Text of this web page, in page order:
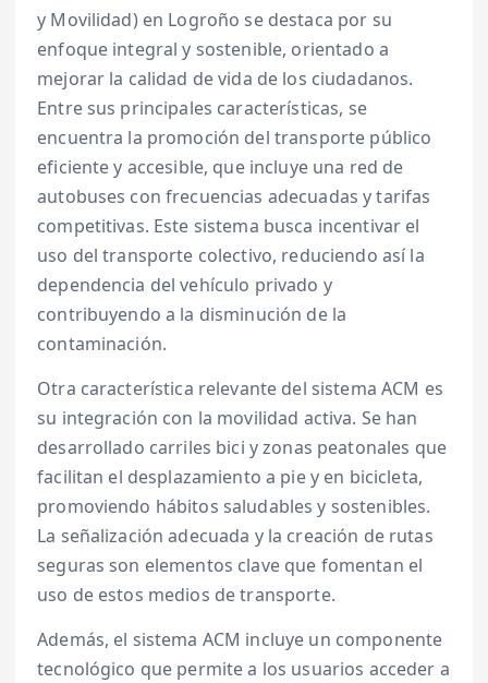
y Movilidad) en Logroño se destaca por su
enfoque integral y sostenible, orientado a
mejorar la calidad de vida de los ciudadanos.
Entre sus principales características, se
encuentra la promoción del transporte público
eficiente y accesible, que incluye una red de
autobuses con frecuencias adecuadas y tarifas
competitivas. Este sistema busca incentivar el
uso del transporte colectivo, reduciendo así la
dependencia del vehículo privado y
contribuyendo a la disminución de la
contaminación.
Otra característica relevante del sistema ACM es
su integración con la movilidad activa. Se han
desarrollado carriles bici y zonas peatonales que
facilitan el desplazamiento a pie y en bicicleta,
promoviendo hábitos saludables y sostenibles.
La señalización adecuada y la creación de rutas
seguras son elementos clave que fomentan el
uso de estos medios de transporte.
Además, el sistema ACM incluye un componente
tecnológico que permite a los usuarios acceder a